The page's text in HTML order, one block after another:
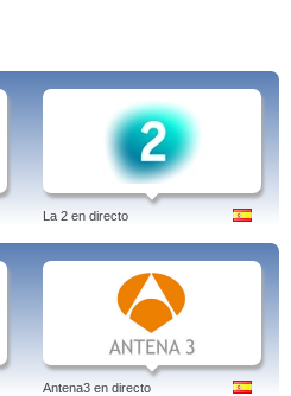
La 2 en directo
Antena3 en directo